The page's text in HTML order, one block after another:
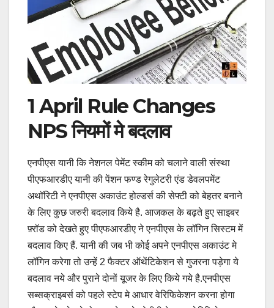
1 April Rule Changes
NPS नियमों मे बदलाव
एनपीएस यानी कि नेशनल पेमेंट स्कीम को चलाने वाली संस्था
पीएफआरडीए यानी की पेंशन फण्ड रेगुलेटरी एंड डेवलपमेंट
अथॉरिटी ने एनपीएस अकाउंट होल्डर्स की सेफ्टी को बेहतर बनाने
के लिए कुछ जरुरी बदलाव किये है. आजकल के बढ़ते हुए साइबर
फ़्रॉड को देखते हुए पीएफआरडीए ने एनपीएस के लॉगिन सिस्टम में
बदलाव किए हैं. यानी की जब भी कोई अपने एनपीएस अकाउंट मे
लॉगिन करेगा तो उन्हें 2 फैक्टर ऑथेंटिकेशन से गुजरना पड़ेगा ये
बदलाव नये और पुराने दोनों यूजर के लिए किये गये है.एनपीएस
सब्सक्राइबर्स को पहले स्टेप मे आधार वेरिफिकेशन करना होगा